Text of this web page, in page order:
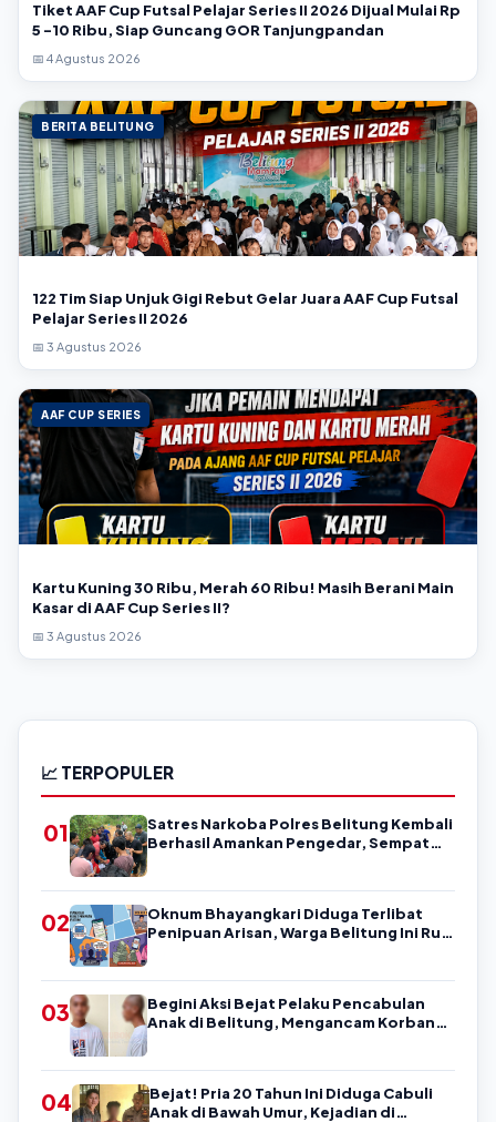
Tiket AAF Cup Futsal Pelajar Series II 2026 Dijual Mulai Rp
5 -10 Ribu, Siap Guncang GOR Tanjungpandan
📅 4 Agustus 2026
BERITA BELITUNG
122 Tim Siap Unjuk Gigi Rebut Gelar Juara AAF Cup Futsal
Pelajar Series II 2026
📅 3 Agustus 2026
AAF CUP SERIES
Kartu Kuning 30 Ribu, Merah 60 Ribu! Masih Berani Main
Kasar di AAF Cup Series II?
📅 3 Agustus 2026
📈 TERPOPULER
01
Satres Narkoba Polres Belitung Kembali
Berhasil Amankan Pengedar, Sempat
02
Oknum Bhayangkari Diduga Terlibat
Penipuan Arisan, Warga Belitung Ini Rugi
03
Begini Aksi Bejat Pelaku Pencabulan
Anak di Belitung, Mengancam Korban
04
Bejat! Pria 20 Tahun Ini Diduga Cabuli
Anak di Bawah Umur, Kejadian di